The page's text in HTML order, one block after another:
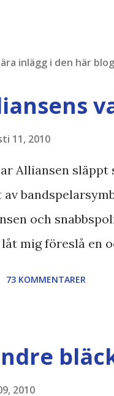
inlägg i den här
11, 2010
Alliansen släppt
av
och
mig föreslå en
DN
73 KOMMENTARER
2010